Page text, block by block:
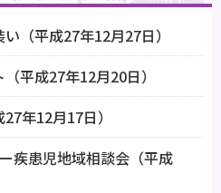
（平成27年12月27日）
平成27年12月20日）
年12月17日）
疾患児地域相談会（平成